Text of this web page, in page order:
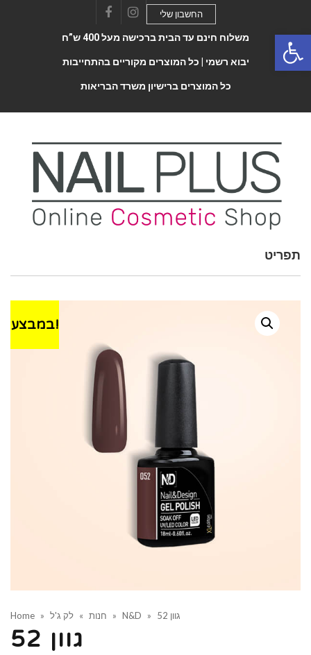
FacebookInstagram
החשבון שלי
משלוח חינם עד הבית ברכישה מעל 400 ש”ח
יבוא רשמי | כל המוצרים מקוריים בהתחייבות
כל המוצרים ברישיון משרד הבריאות
Toggle
תפריט
במבצע!
Home » חנות » לק ג'ל » N&D » גוון 52
גוון 52